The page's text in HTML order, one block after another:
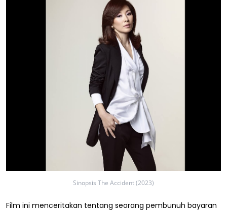
Sinopsis The Accident (2023)
Film ini menceritakan tentang seorang pembunuh bayaran